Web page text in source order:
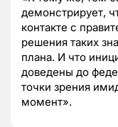
демонстрирует,
контакте с
решения таких
плана. И что
доведены до
точки зрения
момент».